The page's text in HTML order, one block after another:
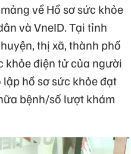
về Hồ sơ sức khỏe
và VneID. Tại tỉnh
thị xã, thành phố
khỏe điện tử của người
hồ sơ sức khỏe đạt
bệnh/số lượt khám